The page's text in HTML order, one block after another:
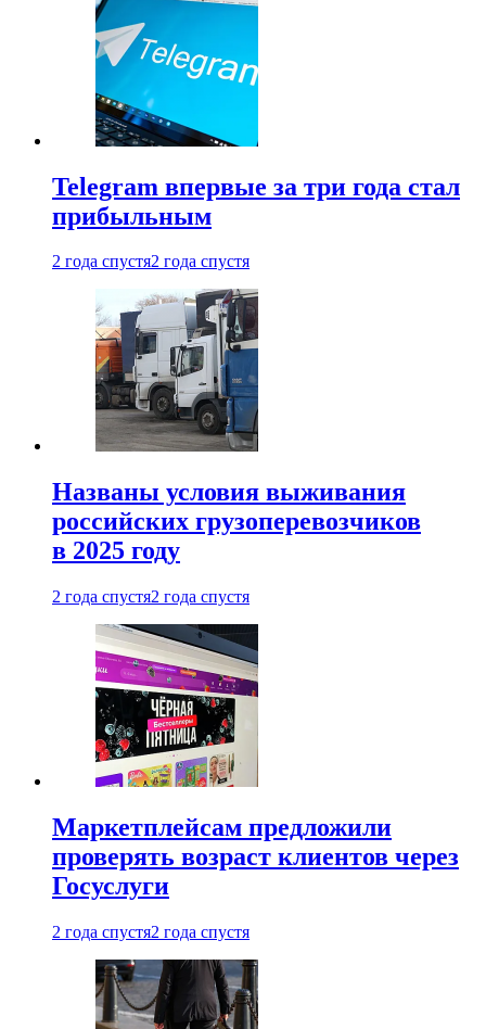
Telegram впервые за три года стал
прибыльным
2 года спустя2 года спустя
Названы условия выживания
российских грузоперевозчиков
в 2025 году
2 года спустя2 года спустя
Маркетплейсам предложили
проверять возраст клиентов через
Госуслуги
2 года спустя2 года спустя